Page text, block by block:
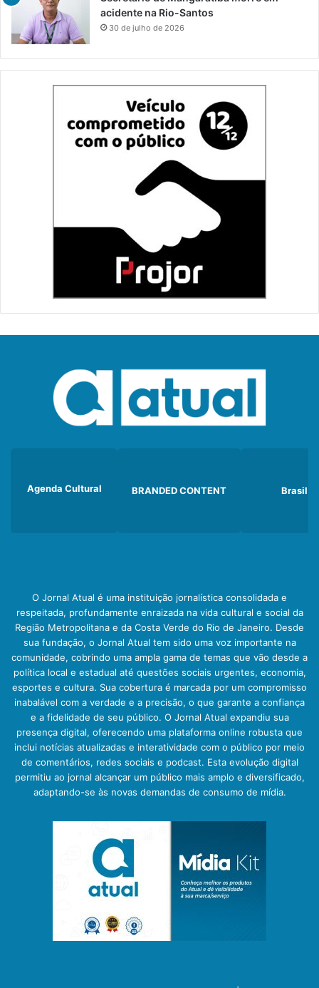
acidente na Rio-Santos
30 de julho de 2026
Agenda Cultural BRANDED CONTENT Brasil
O Jornal Atual é uma instituição jornalística consolidada e
respeitada, profundamente enraizada na vida cultural e social da
Região Metropolitana e da Costa Verde do Rio de Janeiro. Desde
sua fundação, o Jornal Atual tem sido uma voz importante na
comunidade, cobrindo uma ampla gama de temas que vão desde a
política local e estadual até questões sociais urgentes, economia,
esportes e cultura. Sua cobertura é marcada por um compromisso
inabalável com a verdade e a precisão, o que garante a confiança
e a fidelidade de seu público. O Jornal Atual expandiu sua
presença digital, oferecendo uma plataforma online robusta que
inclui notícias atualizadas e interatividade com o público por meio
de comentários, redes sociais e podcast. Esta evolução digital
permitiu ao jornal alcançar um público mais amplo e diversificado,
adaptando-se às novas demandas de consumo de mídia.